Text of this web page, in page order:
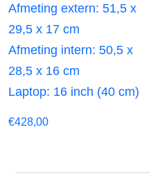
Afmeting extern: 51,5 x
29,5 x 17 cm
Afmeting intern: 50,5 x
28,5 x 16 cm
Laptop: 16 inch (40 cm)
€428,00